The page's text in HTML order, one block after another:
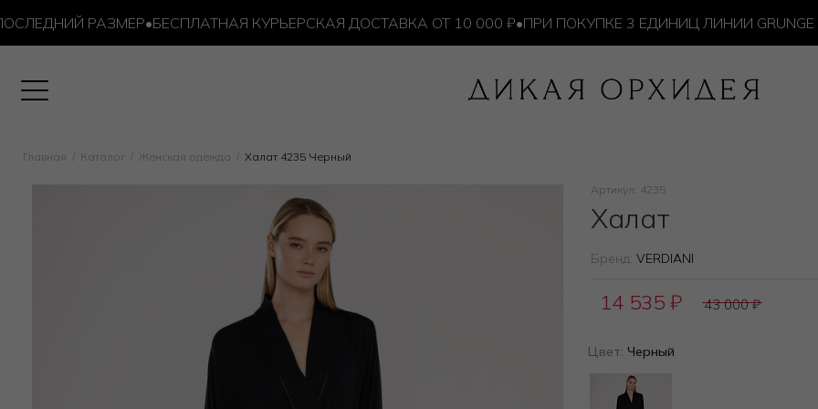
РАЗМЕР•БЕСПЛАТНАЯ КУРЬЕРСКАЯ ДОСТАВКА ОТ 10 000 ₽•ПРИ ПОКУПКЕ 3 ЕДИНИЦ ЛИНИИ GRUNGE
Главная Каталог Женская одежда Халат 4235 Черный
Артикул: 4235
Халат
Бренд:VERDIANI
14 535₽ 43 000₽
Цвет: Черный